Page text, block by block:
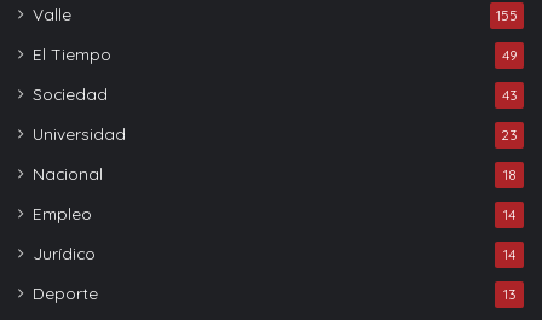
Valle 155
El Tiempo 49
Sociedad 43
Universidad 23
Nacional 18
Empleo 14
Jurídico 14
Deporte 13